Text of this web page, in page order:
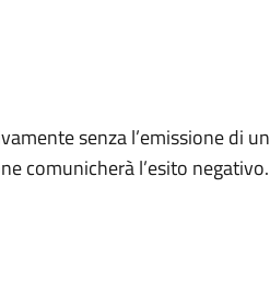
senza l’emissione di un
comunicherà l’esito negativo.